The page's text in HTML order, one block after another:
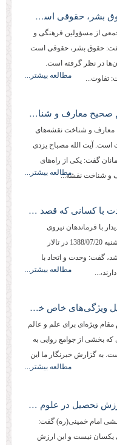
آیت الله مصباح یزدی: حقوق بشر، حقوقی است كه خداوند برای بشر معین كرده، نه اعلامیه حقوق بشر.
جمعی از مسؤولین فرهنگی و
حقوق بشر، حقوقی است
در نظر گرفته است.
تفاوت...
مطالعه بیشتر...
آیت الله مصباح یزدی: فهم صحیح معارف و شناخت نقشه‌های شیاطین از راه های كسب بصیرت است.
معارف و شناخت نقشه‌های
آیت الله مصباح یزدی
گفت: یكی از راه‌های
و شناخت نقشه‌...مطالعه بیشتر...
آیت الله مصباح یزدی: وحدت با كسانی كه قصد براندازی نظام را دارند، بی معناست
با فرماندهان نیروی
دریایی سپاه پاسداران كه روز دوشنبه 1388/07/20 در تالار
گفت: وحدت و اتحاد با
مطالعه بیشتر...
استاد شهید مطهری به دلیل ویژگی‌های خاص خود، نماد معلم در نظام اسلامی است.
ویژه‌ای برای علم و عالم
بخشی از جوامع روایی به
به گزارش خبرنگار ما این
مطالعه بیشتر...
آیت الله مصباح یزدی: « ارزش تحصیل در علوم دینی مشروط به خلوص نیت است »
امام خمینی(ره) گفت:
یکسان نیست و این ارزش